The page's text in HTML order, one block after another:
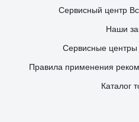
Сервисный центр
Наши
Сервисные центры
Правила применения
Каталог